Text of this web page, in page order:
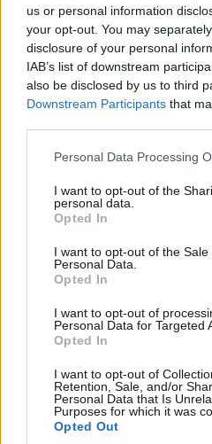
us or personal information
your opt-out. You may
disclosure of your personal
IAB’s list of downstream
also be disclosed by us to third
Downstream Participants that
Please note that this website/
not limited to your visit or usage
grant or deny consent to
use your data for below
consent section.
Personal Data Processing
I want to opt-out of the
personal data.
Opted In
I want to opt-out of the Sale
Personal Data.
Opted In
I want to opt-out of
Personal Data for Targeted
Opted In
I want to opt-out of
Retention, Sale, and/or
Personal Data that Is
Purposes for which it was
Opted Out